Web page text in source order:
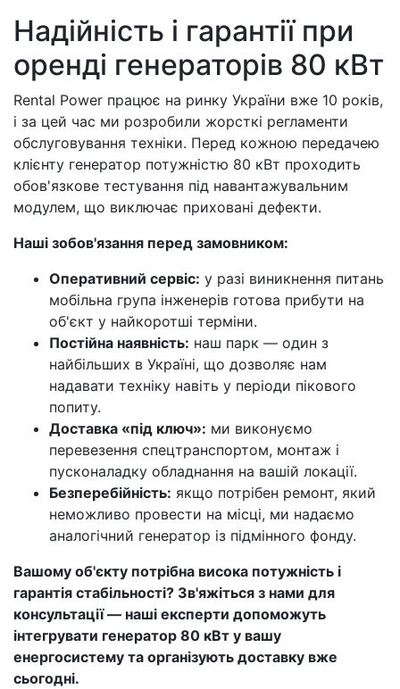
Надійність і гарантії при
оренді генераторів 80 кВт
Rental Power працює на ринку України вже 10 років,
і за цей час ми розробили жорсткі регламенти
обслуговування техніки. Перед кожною передачею
клієнту генератор потужністю 80 кВт проходить
обов'язкове тестування під навантажувальним
модулем, що виключає приховані дефекти.
Наші зобов'язання перед замовником:
Оперативний сервіс: у разі виникнення питань
мобільна група інженерів готова прибути на
об'єкт у найкоротші терміни.
Постійна наявність: наш парк — один з
найбільших в Україні, що дозволяє нам
надавати техніку навіть у періоди пікового
попиту.
Доставка «під ключ»: ми виконуємо
перевезення спецтранспортом, монтаж і
пусконаладку обладнання на вашій локації.
Безперебійність: якщо потрібен ремонт, який
неможливо провести на місці, ми надаємо
аналогічний генератор із підмінного фонду.
Вашому об'єкту потрібна висока потужність і
гарантія стабільності? Зв'яжіться з нами для
консультації — наші експерти допоможуть
інтегрувати генератор 80 кВт у вашу
енергосистему та організують доставку вже
сьогодні.